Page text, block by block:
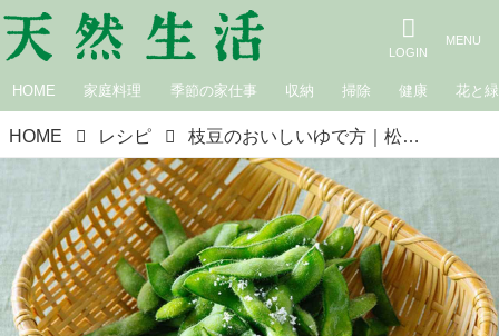
HOME 家庭料理 季節の家仕事 収納 掃除 健康 花と緑
HOME レシピ 枝豆のおいしいゆで方｜松田美智子の季節の仕事